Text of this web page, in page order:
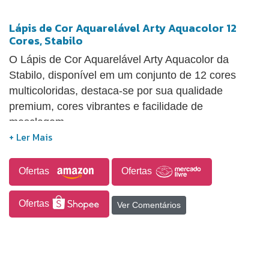
Lápis de Cor Aquarelável Arty Aquacolor 12
Cores, Stabilo
O Lápis de Cor Aquarelável Arty Aquacolor da
Stabilo, disponível em um conjunto de 12 cores
multicoloridas, destaca-se por sua qualidade
premium, cores vibrantes e facilidade de
mesclagem.
Ofertas Ofertas
Ofertas Ver Comentários